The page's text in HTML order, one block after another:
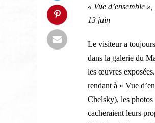
« Vue d’ensemble
13 juin
Le visiteur a
dans la galerie du
les œuvres
rendant à « Vue
Chelsky), les
cacheraient leurs